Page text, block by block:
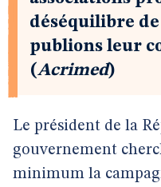
déséquilibre
publions leur
(Acrimed)
Le président de la
gouvernement
minimum la